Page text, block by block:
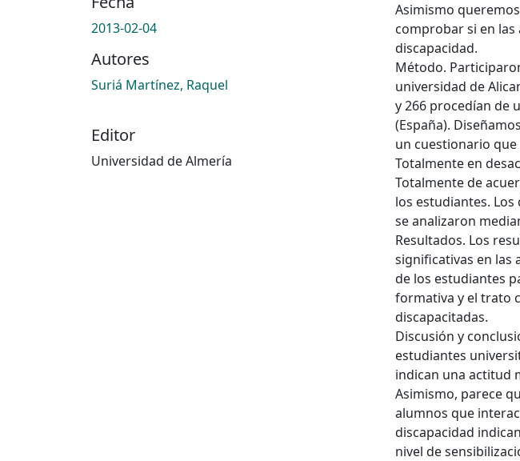
2013-02-04
Autores
Suriá Martínez, Raquel
Editor
Universidad de Almería
Asimismo queremos
comprobar si en
discapacidad.
Método.
universidad de
y 266 procedían de
(España). Diseñamos
un cuestionario que
Totalmente en
Totalmente de
los estudiantes. Los
se analizaron
Resultados. Los
significativas en las
de los estudiantes
formativa y el trato
discapacitadas.
Discusión y
estudiantes
indican una actitud
Asimismo, parece
alumnos que
discapacidad
nivel de